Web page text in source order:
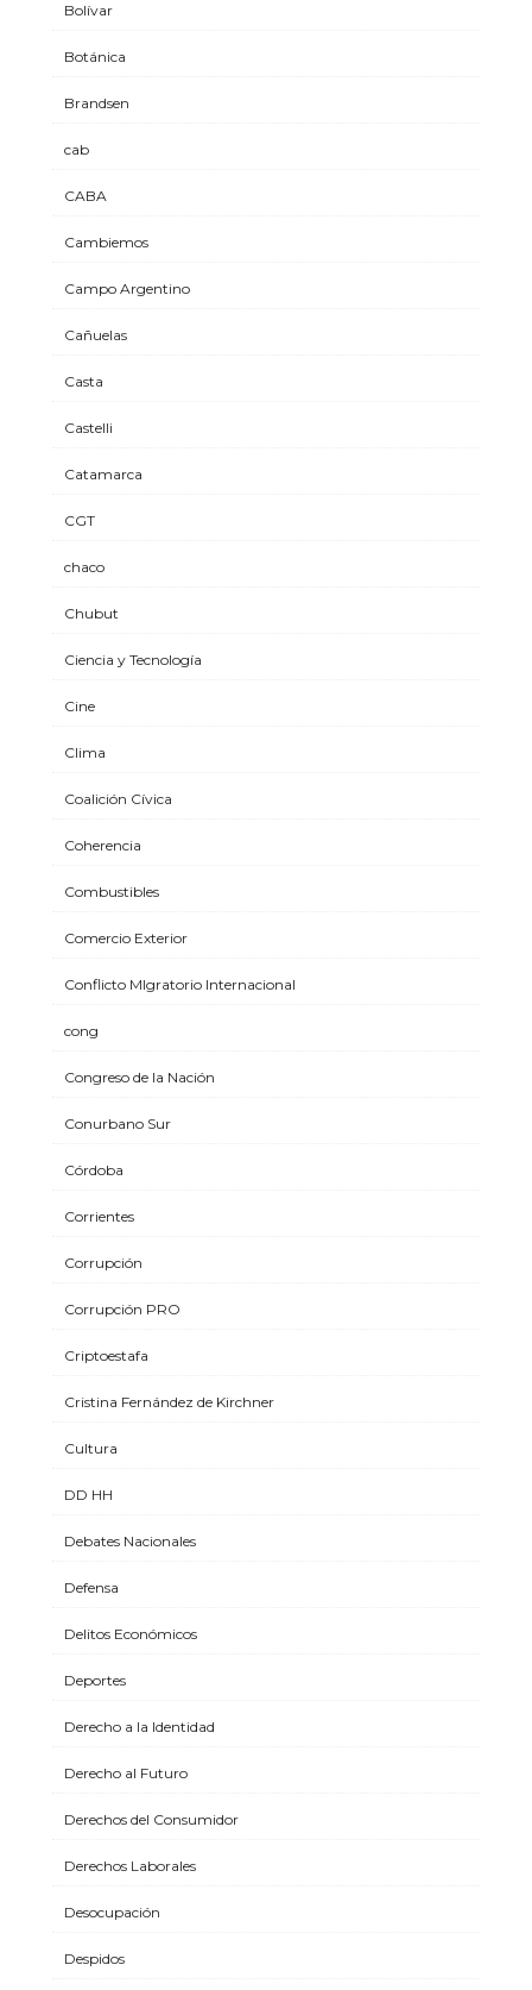
Bolívar
Botánica
Brandsen
cab
CABA
Cambiemos
Campo Argentino
Cañuelas
Casta
Castelli
Catamarca
CGT
chaco
Chubut
Ciencia y Tecnología
Cine
Clima
Coalición Cívica
Coherencia
Combustibles
Comercio Exterior
Conflicto MIgratorio Internacional
cong
Congreso de la Nación
Conurbano Sur
Córdoba
Corrientes
Corrupción
Corrupción PRO
Criptoestafa
Cristina Fernández de Kirchner
Cultura
DD HH
Debates Nacionales
Defensa
Delitos Económicos
Deportes
Derecho a la Identidad
Derecho al Futuro
Derechos del Consumidor
Derechos Laborales
Desocupación
Despidos